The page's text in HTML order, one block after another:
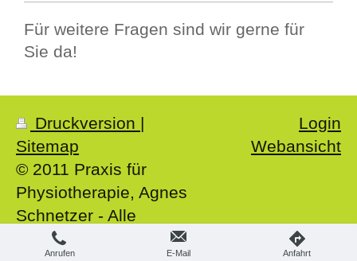
Für weitere Fragen sind wir gerne für
Sie da!
Druckversion |
Sitemap
© 2011 Praxis für
Physiotherapie, Agnes
Schnetzer - Alle
Rechte vorbehalten
Login
Webansicht
Anrufen E-Mail Anfahrt